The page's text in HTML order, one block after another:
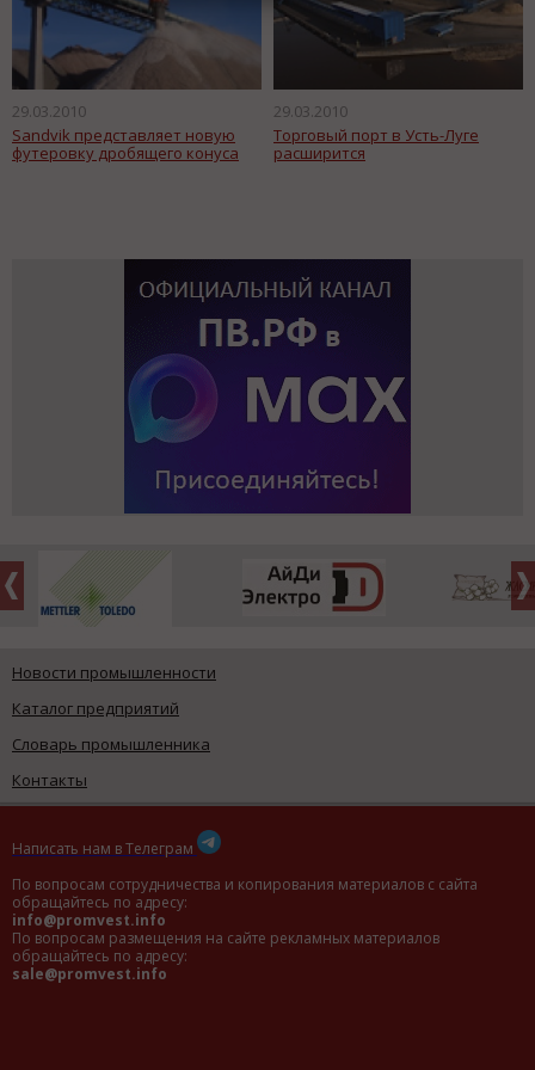
29.03.2010
Sandvik представляет новую
футеровку дробящего конуса
29.03.2010
Торговый порт в Усть-Луге
расширится
Новости промышленности
Каталог предприятий
Словарь промышленника
Контакты
Написать нам в Телеграм
По вопросам сотрудничества и копирования материалов с сайта
обращайтесь по адресу:
info@promvest.info
По вопросам размещения на сайте рекламных материалов
обращайтесь по адресу:
sale@promvest.info